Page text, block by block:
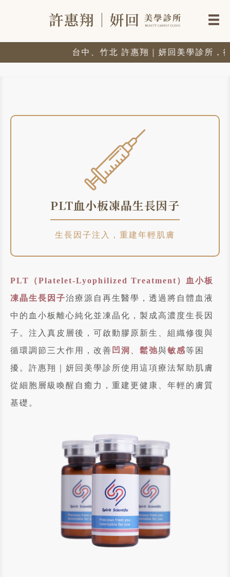
台中、竹北 許惠翔｜妍回美學診所，從細
PLT血小板凍晶生長因子
生長因子注入，重建年輕肌膚
PLT（Platelet-Lyophilized Treatment）血小板
凍晶生長因子治療源自再生醫學，透過將自體血液
中的血小板離心純化並凍晶化，製成高濃度生長因
子。注入真皮層後，可啟動膠原新生、組織修復與
循環調節三大作用，改善 凹洞 鬆弛與敏感等困
擾。許惠翔｜妍回美學診所使用這項療法幫助肌膚
從細胞層級喚醒自癒力，重建更健康、年輕的膚質
基礎。